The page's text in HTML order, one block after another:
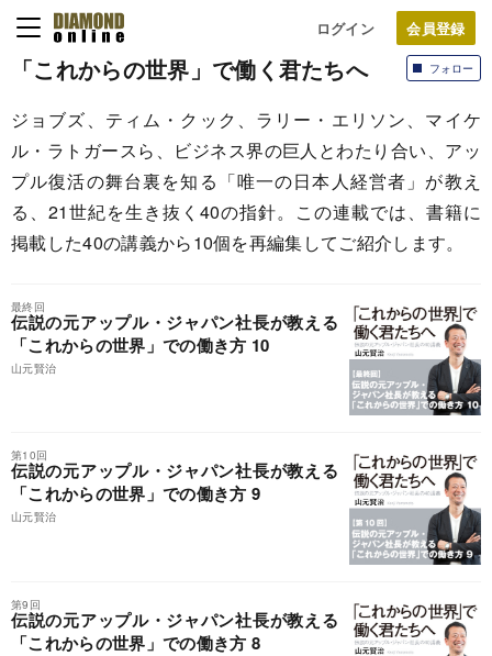
ログイン
フォロー
「これからの世界」で働く君たちへ
ジョブズ、ティム・クック、ラリー・エリソン、マイケ
ル・ラトガースら、ビジネス界の巨人とわたり合い、アッ
プル復活の舞台裏を知る「唯一の日本人経営者」が教え
る、21世紀を生き抜く40の指針。この連載では、書籍に
掲載した40の講義から10個を再編集してご紹介します。
最終回
伝説の元アップル・ジャパン社長が教える
「これからの世界」での働き方 10
山元賢治
第10回
伝説の元アップル・ジャパン社長が教える
「これからの世界」での働き方 9
山元賢治
第9回
伝説の元アップル・ジャパン社長が教える
「これからの世界」での働き方 8